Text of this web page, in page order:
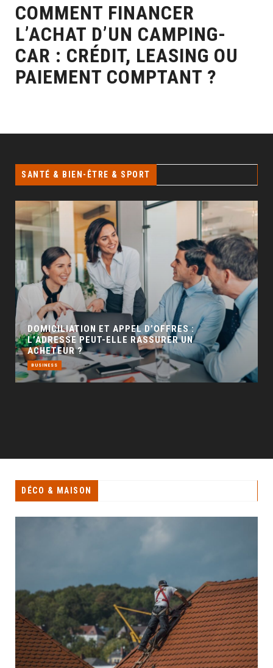
COMMENT FINANCER
L’ACHAT D’UN CAMPING-
CAR : CRÉDIT, LEASING OU
PAIEMENT COMPTANT ?
SANTÉ & BIEN-ÊTRE & SPORT
GÉO SEO : UN LEVIER INCONTOURNABLE POUR
LA VISIBILITÉ LOCALE
BUSINESS
DÉCO & MAISON